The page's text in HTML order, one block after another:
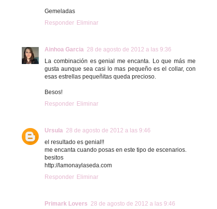
Gemeladas
Responder Eliminar
Ainhoa Garcia 28 de agosto de 2012 a las 9:36
La combinación es genial me encanta. Lo que más me
gusta aunque sea casi lo mas pequeño es el collar, con
esas estrellas pequeñitas queda precioso.
Besos!
Responder Eliminar
Ursula 28 de agosto de 2012 a las 9:46
el resultado es genial!!
me encanta cuando posas en este tipo de escenarios.
besitos
http://lamonaylaseda.com
Responder Eliminar
Primark Lovers 28 de agosto de 2012 a las 9:46